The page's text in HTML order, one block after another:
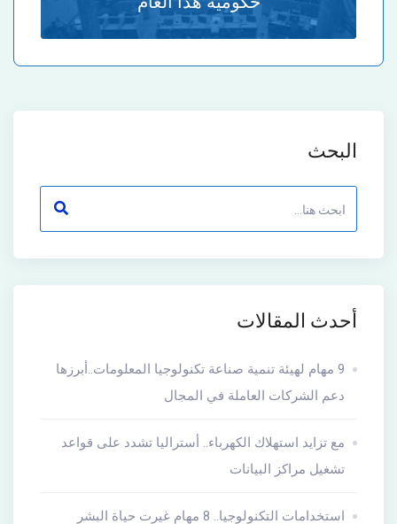
البحث
أحدث المقالات
9 مهام لهيئة تنمية صناعة تكنولوجيا المعلومات..أبرزها
دعم الشركات العاملة في المجال
مع تزايد استهلاك الكهرباء.. أستراليا تشدد على قواعد
تشغيل مراكز البيانات
استخدامات التكنولوجيا.. 8 مهام غيرت حياة البشر